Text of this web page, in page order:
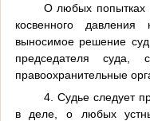
О любых попытках
косвенного
выносимое решение
председателя суда,
правоохранительные
4. Судье следует
в деле, о любых